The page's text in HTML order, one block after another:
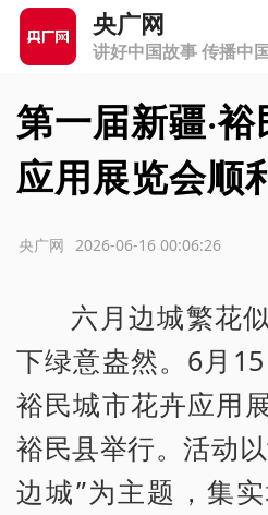
央广网
讲好中国故事 传播中
第一届新疆·
应用展览会顺
2026-06-16 00:06:26
央广网
六月边城繁花
下绿意盎然。6月
裕民城市花卉应用
裕民县举行。活动
边城”为主题，集